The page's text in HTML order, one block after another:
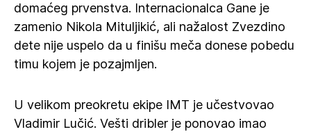
domaćeg prvenstva. Internacionalca Gane je
zamenio Nikola Mituljikić, ali nažalost Zvezdino
dete nije uspelo da u finišu meča donese pobedu
timu kojem je pozajmljen.
U velikom preokretu ekipe IMT je učestvovao
Vladimir Lučić. Vešti dribler je ponovao imao